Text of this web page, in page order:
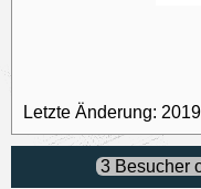
Letzte Änderung:
3 Besucher